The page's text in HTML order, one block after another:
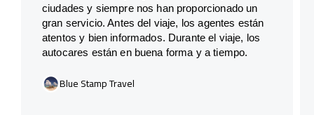
ciudades y siempre nos han proporcionado un
gran servicio. Antes del viaje, los agentes están
atentos y bien informados. Durante el viaje, los
autocares están en buena forma y a tiempo.
Blue Stamp Travel